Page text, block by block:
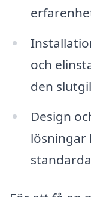
och
den
Design
lösningar